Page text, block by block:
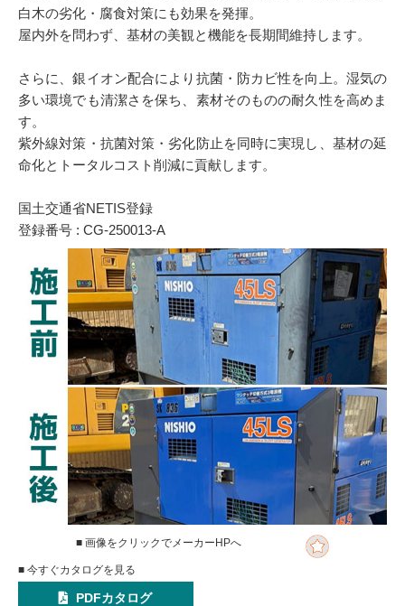
白木の劣化・腐食対策にも効果を発揮。
屋内外を問わず、基材の美観と機能を長期間維持します。
さらに、銀イオン配合により抗菌・防カビ性を向上。湿気の
多い環境でも清潔さを保ち、素材そのものの耐久性を高めま
す。
紫外線対策・抗菌対策・劣化防止を同時に実現し、基材の延
命化とトータルコスト削減に貢献します。
国土交通省NETIS登録
登録番号 : CG-250013-A
■ 画像をクリックでメーカーHPへ
■ 今すぐカタログを見る
PDFカタログ